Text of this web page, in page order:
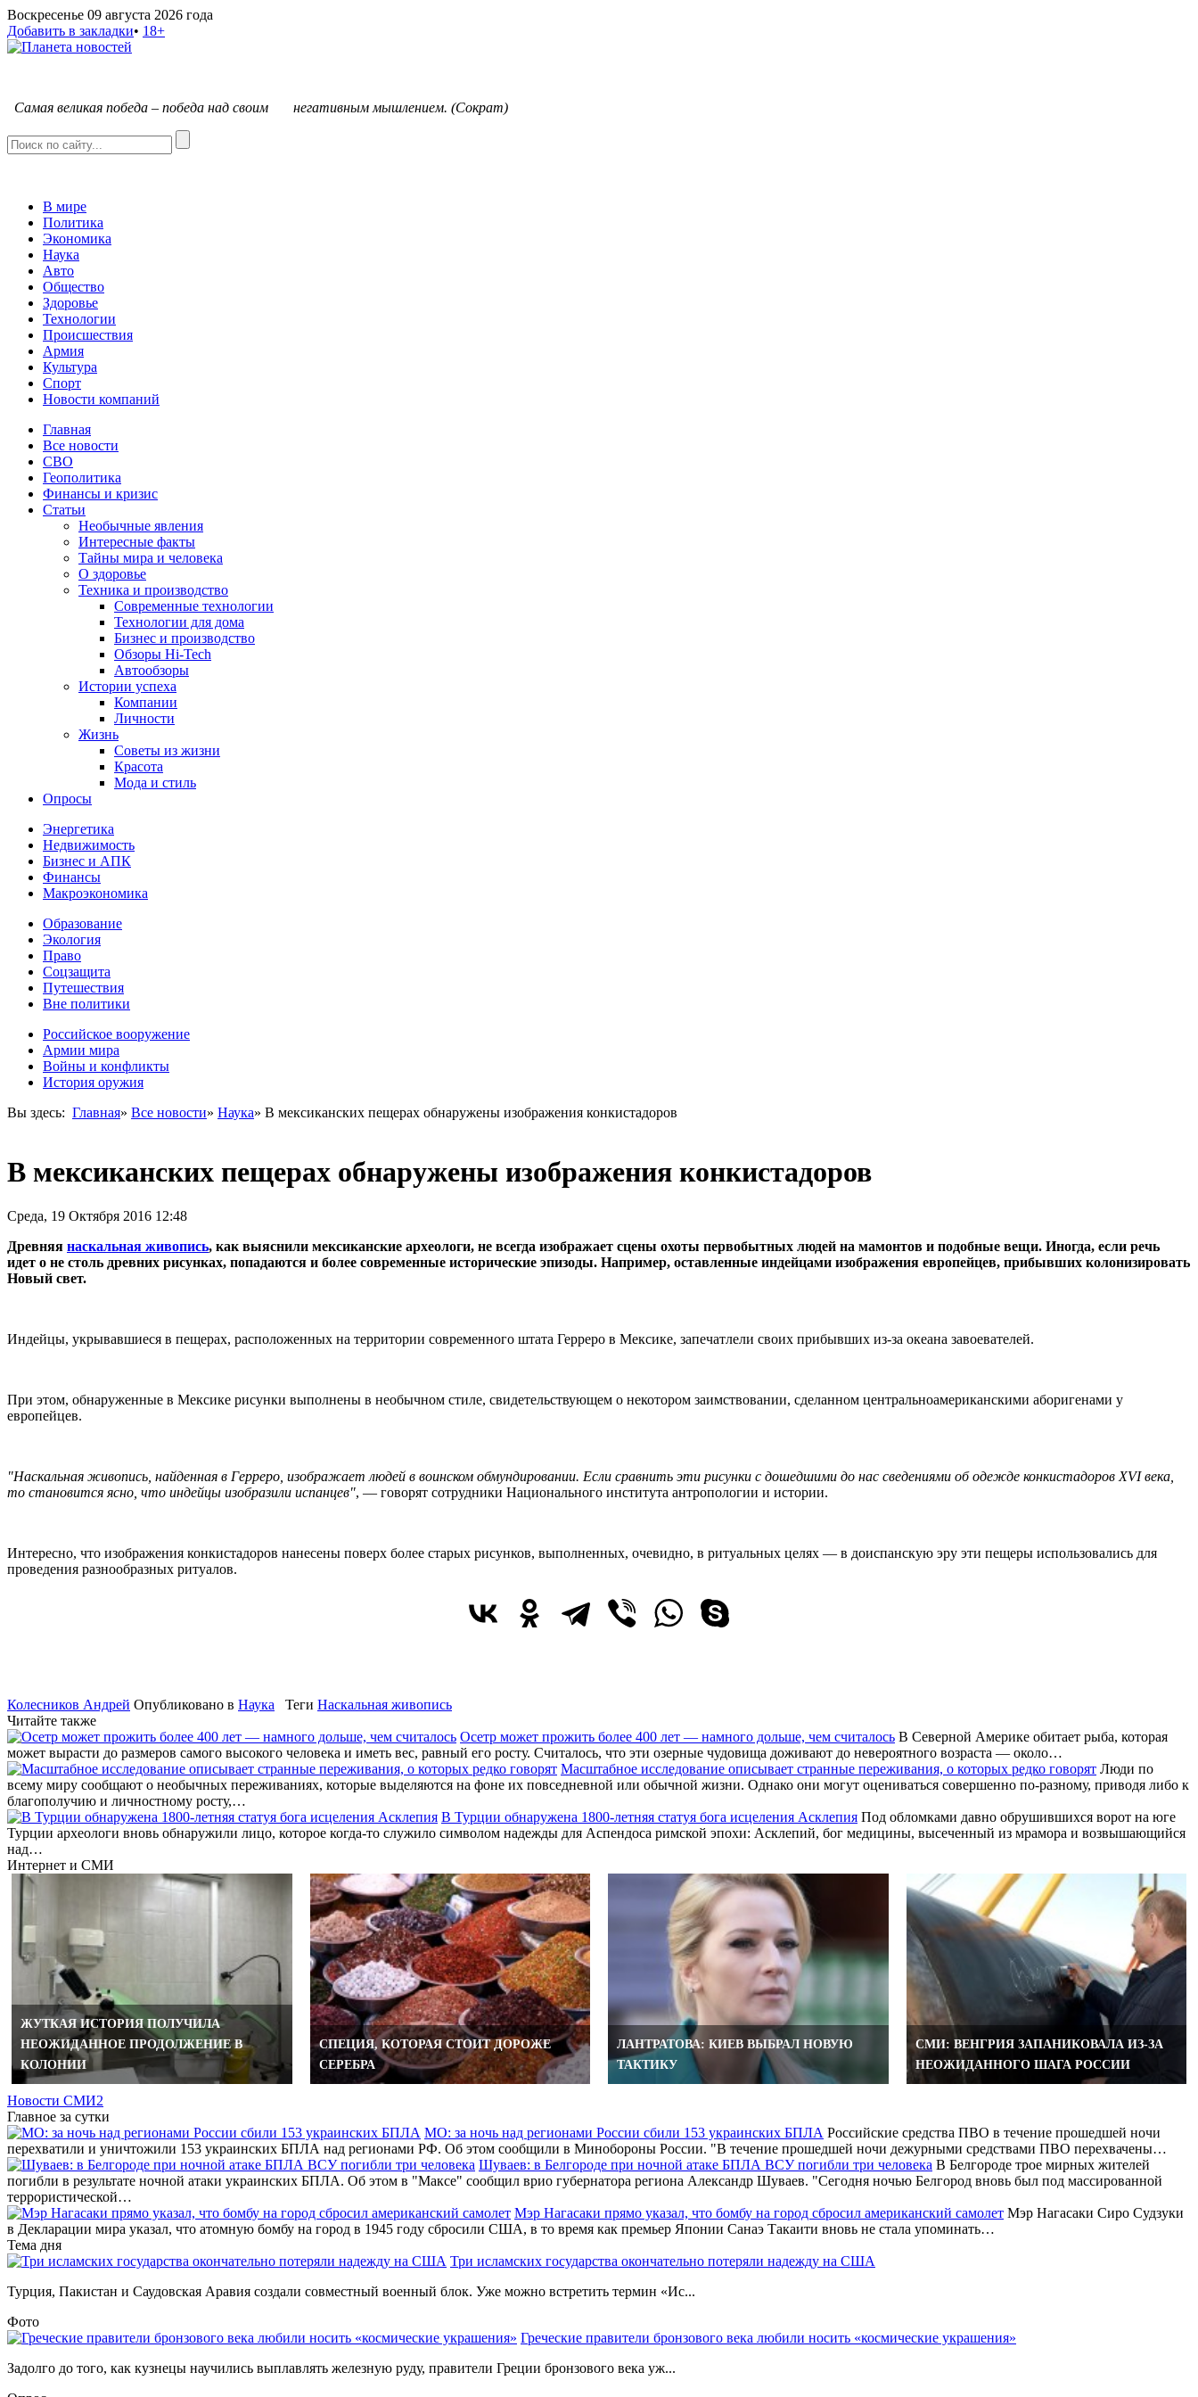
Воскресенье 09 августа 2026 года
Добавить в закладки• 18+
Самая великая победа – победа над своим негативным мышлением. (Сократ)
В мире
Политика
Экономика
Наука
Авто
Общество
Здоровье
Технологии
Происшествия
Армия
Культура
Спорт
Новости компаний
Главная
Все новости
СВО
Геополитика
Финансы и кризис
Статьи
Необычные явления
Интересные факты
Тайны мира и человека
О здоровье
Техника и производство
Современные технологии
Технологии для дома
Бизнес и производство
Обзоры Hi-Tech
Автообзоры
Истории успеха
Компании
Личности
Жизнь
Советы из жизни
Красота
Мода и стиль
Опросы
Энергетика
Недвижимость
Бизнес и АПК
Финансы
Макроэкономика
Образование
Экология
Право
Соцзащита
Путешествия
Вне политики
Российское вооружение
Армии мира
Войны и конфликты
История оружия
Вы здесь: Главная» Все новости» Наука» В мексиканских пещерах обнаружены изображения конкистадоров
В мексиканских пещерах обнаружены изображения конкистадоров
Среда, 19 Октября 2016 12:48
Древняя наскальная живопись, как выяснили мексиканские археологи, не всегда изображает сцены охоты первобытных людей на мамонтов и подобные вещи. Иногда, если речь
идет о не столь древних рисунках, попадаются и более современные исторические эпизоды. Например, оставленные индейцами изображения европейцев, прибывших колонизировать
Новый свет.
Индейцы, укрывавшиеся в пещерах, расположенных на территории современного штата Герреро в Мексике, запечатлели своих прибывших из-за океана завоевателей.
При этом, обнаруженные в Мексике рисунки выполнены в необычном стиле, свидетельствующем о некотором заимствовании, сделанном центральноамериканскими аборигенами у
европейцев.
"Наскальная живопись, найденная в Герреро, изображает людей в воинском обмундировании. Если сравнить эти рисунки с дошедшими до нас сведениями об одежде конкистадоров XVI века,
то становится ясно, что индейцы изобразили испанцев", — говорят сотрудники Национального института антропологии и истории.
Интересно, что изображения конкистадоров нанесены поверх более старых рисунков, выполненных, очевидно, в ритуальных целях — в доиспанскую эру эти пещеры использовались для
проведения разнообразных ритуалов.
Колесников Андрей Опубликовано в Наука Теги Наскальная живопись
Читайте также
Осетр может прожить более 400 лет — намного дольше, чем считалось В Северной Америке обитает рыба, которая
может вырасти до размеров самого высокого человека и иметь вес, равный его росту. Считалось, что эти озерные чудовища доживают до невероятного возраста — около…
Масштабное исследование описывает странные переживания, о которых редко говорят Люди по
всему миру сообщают о необычных переживаниях, которые выделяются на фоне их повседневной или обычной жизни. Однако они могут оцениваться совершенно по-разному, приводя либо к
благополучию и личностному росту,…
В Турции обнаружена 1800-летняя статуя бога исцеления Асклепия Под обломками давно обрушившихся ворот на юге
Турции археологи вновь обнаружили лицо, которое когда-то служило символом надежды для Аспендоса римской эпохи: Асклепий, бог медицины, высеченный из мрамора и возвышающийся
над…
Интернет и СМИ
ЖУТКАЯ ИСТОРИЯ ПОЛУЧИЛА
НЕОЖИДАННОЕ ПРОДОЛЖЕНИЕ В
КОЛОНИИ
СПЕЦИЯ, КОТОРАЯ СТОИТ ДОРОЖЕ
СЕРЕБРА
ЛАНТРАТОВА: КИЕВ ВЫБРАЛ НОВУЮ
ТАКТИКУ
СМИ: ВЕНГРИЯ ЗАПАНИКОВАЛА ИЗ-ЗА
НЕОЖИДАННОГО ШАГА РОССИИ
Новости СМИ2
Главное за сутки
МО: за ночь над регионами России сбили 153 украинских БПЛА Российские средства ПВО в течение прошедшей ночи
перехватили и уничтожили 153 украинских БПЛА над регионами РФ. Об этом сообщили в Минобороны России. "В течение прошедшей ночи дежурными средствами ПВО перехвачены…
Шуваев: в Белгороде при ночной атаке БПЛА ВСУ погибли три человека В Белгороде трое мирных жителей
погибли в результате ночной атаки украинских БПЛА. Об этом в "Максе" сообщил врио губернатора региона Александр Шуваев. "Сегодня ночью Белгород вновь был под массированной
террористической…
Мэр Нагасаки прямо указал, что бомбу на город сбросил американский самолет Мэр Нагасаки Сиро Судзуки
в Декларации мира указал, что атомную бомбу на город в 1945 году сбросили США, в то время как премьер Японии Санаэ Такаити вновь не стала упоминать…
Тема дня
Три исламских государства окончательно потеряли надежду на США
Турция, Пакистан и Саудовская Аравия создали совместный военный блок. Уже можно встретить термин «Ис...
Фото
Греческие правители бронзового века любили носить «космические украшения»
Задолго до того, как кузнецы научились выплавлять железную руду, правители Греции бронзового века уж...